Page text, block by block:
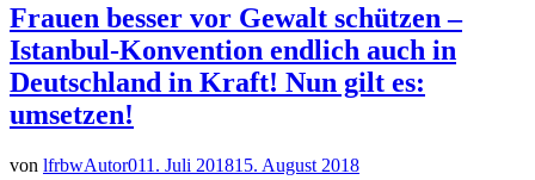
Frauen besser vor Gewalt schützen –
Istanbul-Konvention endlich auch in
Deutschland in Kraft! Nun gilt es:
umsetzen!
von lfrbwAutor011. Juli 201815. August 2018